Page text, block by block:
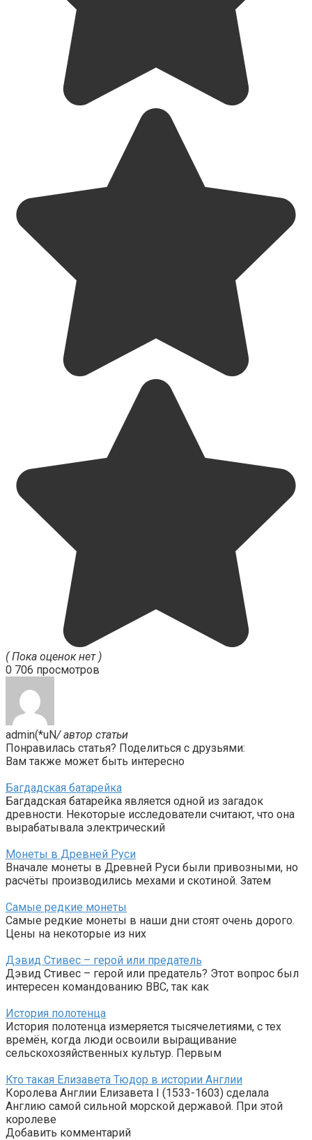
( Пока оценок нет )
0 706 просмотров
admin(*uN/ автор статьи
Понравилась статья? Поделиться с друзьями:
Вам также может быть интересно
Багдадская батарейка
Багдадская батарейка является одной из загадок
древности. Некоторые исследователи считают, что она
вырабатывала электрический
Монеты в Древней Руси
Вначале монеты в Древней Руси были привозными, но
расчёты производились мехами и скотиной. Затем
Самые редкие монеты
Самые редкие монеты в наши дни стоят очень дорого.
Цены на некоторые из них
Дэвид Стивес – герой или предатель
Дэвид Стивес – герой или предатель? Этот вопрос был
интересен командованию ВВС, так как
История полотенца
История полотенца измеряется тысячелетиями, с тех
времён, когда люди освоили выращивание
сельскохозяйственных культур. Первым
Кто такая Елизавета Тюдор в истории Англии
Королева Англии Елизавета I (1533-1603) сделала
Англию самой сильной морской державой. При этой
королеве
Добавить комментарий